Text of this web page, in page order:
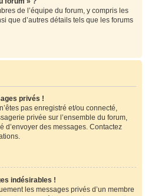
de l’équipe du forum, y compris les
que d’autres détails tels que les forums
privés !
pas enregistré et/ou connecté,
privée sur l’ensemble du forum,
d’envoyer des messages. Contactez
indésirables !
les messages privés d’un membre